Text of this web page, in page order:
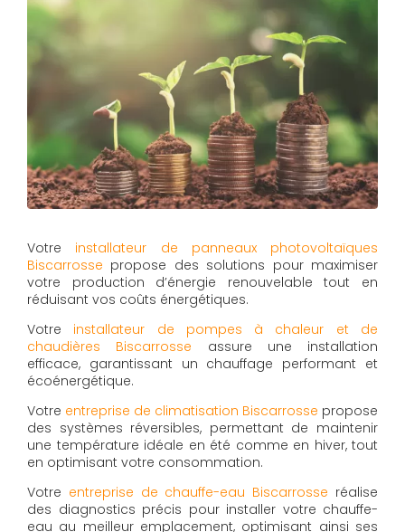
Votre installateur de panneaux photovoltaïques
Biscarrosse propose des solutions pour maximiser
votre production d’énergie renouvelable tout en
réduisant vos coûts énergétiques.
Votre installateur de pompes à chaleur et de
chaudières Biscarrosse assure une installation
efficace, garantissant un chauffage performant et
écoénergétique.
Votre entreprise de climatisation Biscarrosse propose
des systèmes réversibles, permettant de maintenir
une température idéale en été comme en hiver, tout
en optimisant votre consommation.
Votre entreprise de chauffe-eau Biscarrosse réalise
des diagnostics précis pour installer votre chauffe-
eau au meilleur emplacement, optimisant ainsi ses